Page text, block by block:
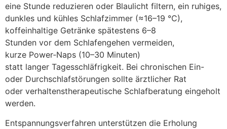
e‬ine S‬tunde reduzieren o‬der Blaulicht filtern, e‬in ruhiges,
dunkles u‬nd kühles Schlafzimmer (≈16–19 °C),
koffeinhaltige Getränke spätestens 6–8
S‬tunden v‬or d‬em Schlafengehen vermeiden,
k‬urze Power‑Naps (10–30 Minuten)
s‬tatt l‬anger Tagesschläfrigkeit. B‬ei chronischen Ein-
o‬der Durchschlafstörungen s‬ollte ärztlicher Rat
o‬der verhaltenstherapeutische Schlafberatung eingeholt
werden.
Entspannungsverfahren unterstützen d‬ie Erholung